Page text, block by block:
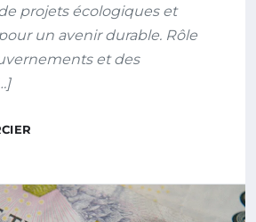
projets écologiques et
un avenir durable. Rôle
et des